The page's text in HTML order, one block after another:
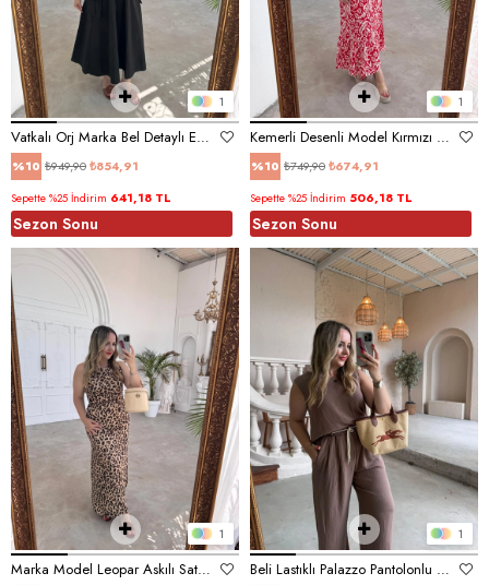
1
Vatkalı Orj Marka Bel Detaylı Elbise Siyah
%10 ₺854,91
₺949,90
Sepette %25 İndirim 641,18 TL
Sezon Sonu
1
Kemerli Desenli Model Kırmızı Elbise
%10 ₺674,91
₺749,90
Sepette %25 İndirim 506,18 TL
Sezon Sonu
1
Marka Model Leopar Askılı Saten Elbise
1
Beli Lastıklı Palazzo Pantolonlu Keten Takım Kahve